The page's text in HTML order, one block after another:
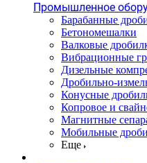
Промышленное
Барабанные
Бетономешалки
Валковые
Вибрационные
Дизельные
Дробильно-
Конусные
Копровое и
Магнитные
Мобильные
Еще